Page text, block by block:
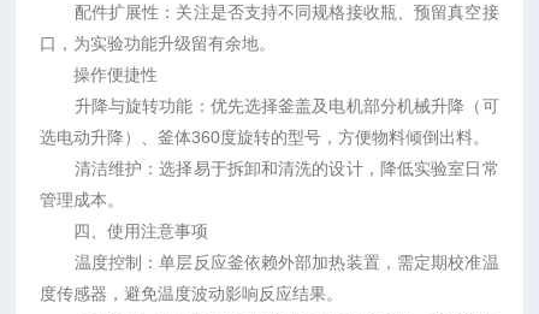
配件扩展性：关注是否支持不同规格接收瓶、预留真空接
口，为实验功能升级留有余地。
操作便捷性
升降与旋转功能：优先选择釜盖及电机部分机械升降（可
选电动升降）、釜体360度旋转的型号，方便物料倾倒出料。
清洁维护：选择易于拆卸和清洗的设计，降低实验室日常
管理成本。
四、使用注意事项
温度控制：单层反应釜依赖外部加热装置，需定期校准温
度传感器，避免温度波动影响反应结果。